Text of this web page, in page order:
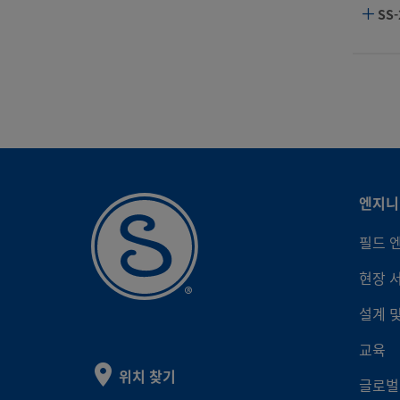
B-
SS-
SS-
B-
B-
위치 찾기
엔지
필드
현장
설계
교육
글로